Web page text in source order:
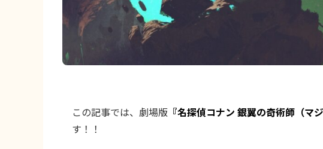
この記事では、劇場版 『名探偵コナン 銀翼の奇術師（マ
す！！